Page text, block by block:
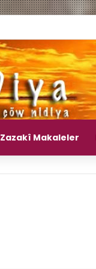
Zazakî Makaleler